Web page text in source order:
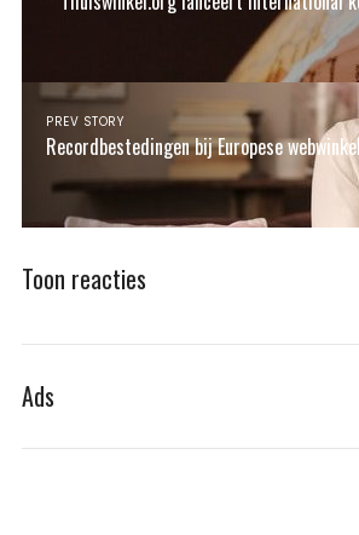
PREV STORY
Recordbestedingen bij Europese
Toon reacties
Ads